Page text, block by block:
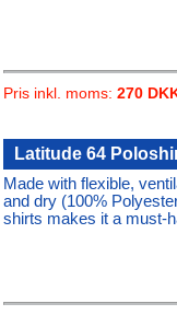
Pris inkl. moms: 270
Latitude 64
Made with flexible,
and dry (100%
shirts makes it a must-